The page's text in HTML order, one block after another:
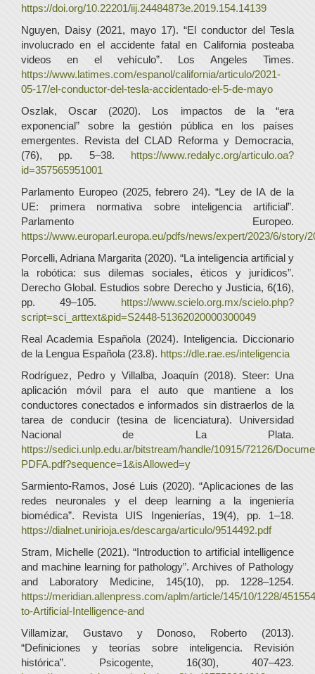
https://doi.org/10.22201/iij.24484873e.2019.154.14139
Nguyen, Daisy (2021, mayo 17). “El conductor del Tesla
involucrado en el accidente fatal en California posteaba
videos en el vehículo”. Los Angeles Times.
https://www.latimes.com/espanol/california/articulo/2021-
05-17/el-conductor-del-tesla-accidentado-el-5-de-mayo
Oszlak, Oscar (2020). Los impactos de la “era
exponencial” sobre la gestión pública en los países
emergentes. Revista del CLAD Reforma y Democracia,
(76), pp. 5–38. https://www.redalyc.org/articulo.oa?
id=357565951001
Parlamento Europeo (2025, febrero 24). “Ley de IA de la
UE: primera normativa sobre inteligencia artificial”.
Parlamento Europeo.
https://www.europarl.europa.eu/pdfs/news/expert/2023/6/story/
Porcelli, Adriana Margarita (2020). “La inteligencia artificial y
la robótica: sus dilemas sociales, éticos y jurídicos”.
Derecho Global. Estudios sobre Derecho y Justicia, 6(16),
pp. 49–105. https://www.scielo.org.mx/scielo.php?
script=sci_arttext&pid=S2448-51362020000300049
Real Academia Española (2024). Inteligencia. Diccionario
de la Lengua Española (23.8). https://dle.rae.es/inteligencia
Rodríguez, Pedro y Villalba, Joaquín (2018). Steer: Una
aplicación móvil para el auto que mantiene a los
conductores conectados e informados sin distraerlos de la
tarea de conducir (tesina de licenciatura). Universidad
Nacional de La Plata.
https://sedici.unlp.edu.ar/bitstream/handle/10915/72126/
PDFA.pdf?sequence=1&isAllowed=y
Sarmiento-Ramos, José Luis (2020). “Aplicaciones de las
redes neuronales y el deep learning a la ingeniería
biomédica”. Revista UIS Ingenierías, 19(4), pp. 1–18.
https://dialnet.unirioja.es/descarga/articulo/9514492.pdf
Stram, Michelle (2021). “Introduction to artificial intelligence
and machine learning for pathology”. Archives of Pathology
and Laboratory Medicine, 145(10), pp. 1228–1254.
https://meridian.allenpress.com/aplm/article/145/10/1228/
to-Artificial-Intelligence-and
Villamizar, Gustavo y Donoso, Roberto (2013).
“Definiciones y teorías sobre inteligencia. Revisión
histórica”. Psicogente, 16(30), 407–423.